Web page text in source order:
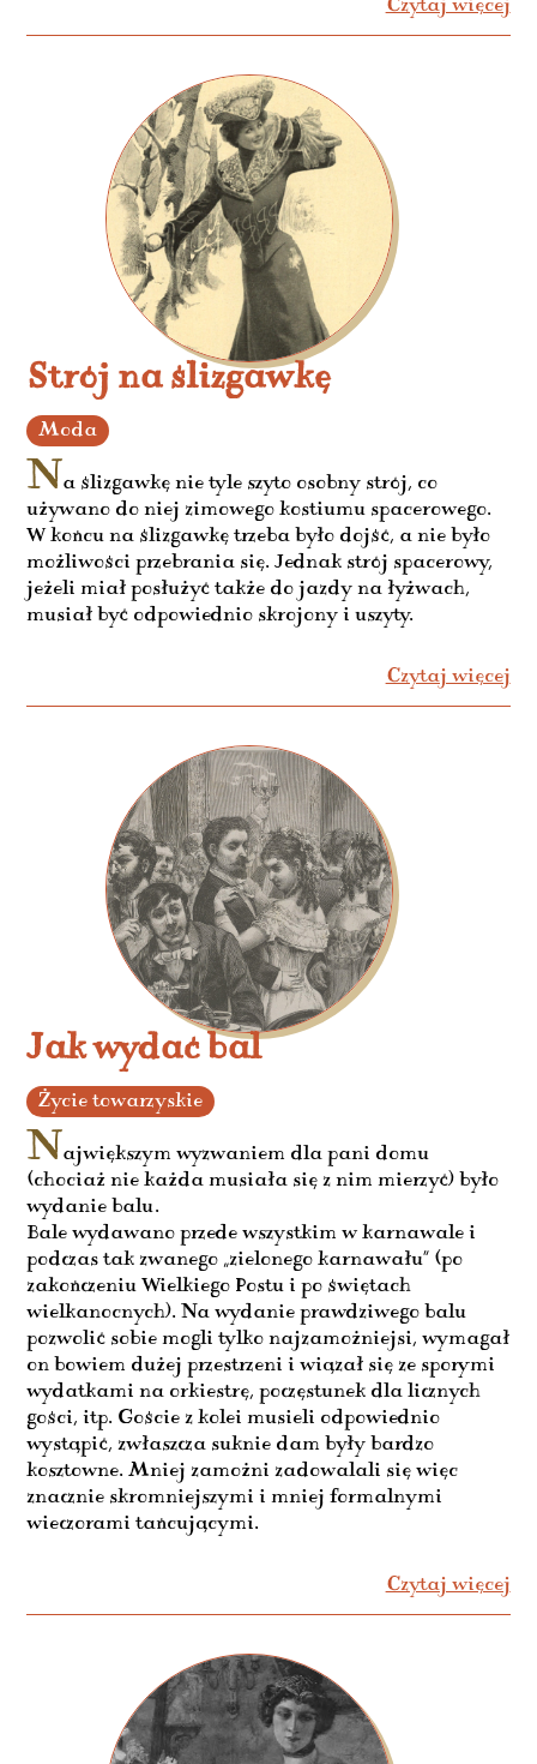
Czytaj więcej
Strój na ślizgawkę
Moda
N a ślizgawkę nie tyle szyto osobny strój, co
używano do niej zimowego kostiumu spacerowego.
W końcu na ślizgawkę trzeba było dojść, a nie było
możliwości przebrania się. Jednak strój spacerowy,
jeżeli miał posłużyć także do jazdy na łyżwach,
musiał być odpowiednio skrojony i uszyty.
Czytaj więcej
Jak wydać bal
Życie towarzyskie
N ajwiększym wyzwaniem dla pani domu
(chociaż nie każda musiała się z nim mierzyć) było
wydanie balu.
Bale wydawano przede wszystkim w karnawale i
podczas tak zwanego „zielonego karnawału” (po
zakończeniu Wielkiego Postu i po świętach
wielkanocnych). Na wydanie prawdziwego balu
pozwolić sobie mogli tylko najzamożniejsi, wymagał
on bowiem dużej przestrzeni i wiązał się ze sporymi
wydatkami na orkiestrę, poczęstunek dla licznych
gości, itp. Goście z kolei musieli odpowiednio
wystąpić, zwłaszcza suknie dam były bardzo
kosztowne. Mniej zamożni zadowalali się więc
znacznie skromniejszymi i mniej formalnymi
wieczorami tańcującymi.
Czytaj więcej